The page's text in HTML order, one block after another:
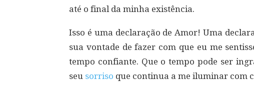
até o final da minha existência.
Isso é uma declaração de Amor! Uma
sua vontade de fazer com que eu me
tempo confiante. Que o tempo pode ser
seu sorriso que continua a me iluminar com